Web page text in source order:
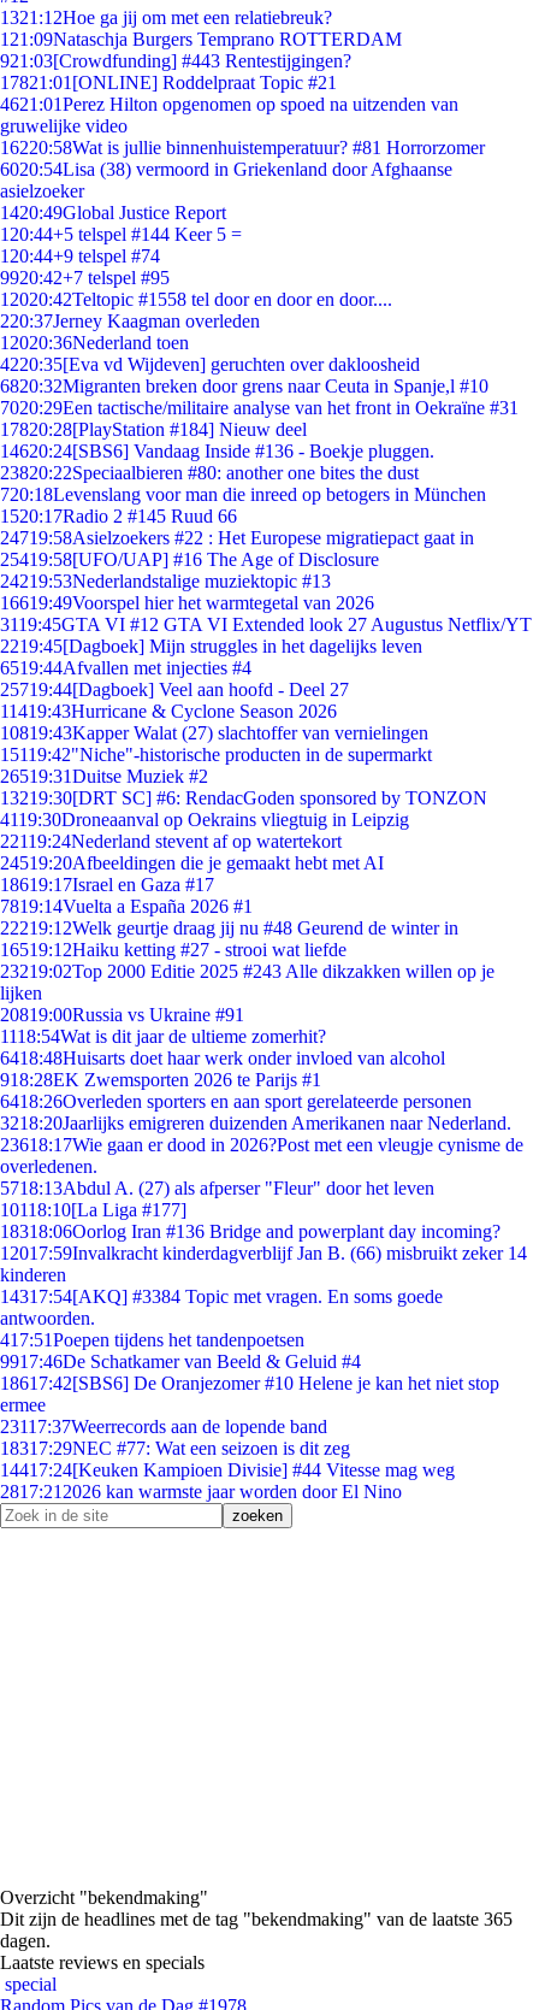
1321:12Hoe ga jij om met een relatiebreuk?
1 21:09Nataschja Burgers Temprano ROTTERDAM
921:03[Crowdfunding] #443 Rentestijgingen?
17821:01 [ONLINE] Roddelpraat Topic #21
4621:01Perez Hilton opgenomen op spoed na uitzenden van
gruwelijke video
16220:58Wat is jullie binnenhuistemperatuur? #81 Horrorzomer
6020:54Lisa (38) vermoord in Griekenland door Afghaanse
asielzoeker
1420:49Global Justice Report
1 20:44+5 telspel #144 Keer 5 =
1 20:44+9 telspel #74
9920:42+7 telspel #95
12020:42Teltopic #1558 tel door en door en door....
220:37Jerney Kaagman overleden
12020:36Nederland toen
4220:35[Eva vd Wijdeven] geruchten over dakloosheid
6820:32Migranten breken door grens naar Ceuta in Spanje,l #10
7020:29Een tactische/militaire analyse van het front in Oekraïne #31
17820:28[PlayStation #184] Nieuw deel
14620:24[SBS6] Vandaag Inside #136 - Boekje pluggen.
23820:22Speciaalbieren #80: another one bites the dust
720:18Levenslang voor man die inreed op betogers in München
1520:17Radio 2 #145 Ruud 66
24719:58Asielzoekers #22 : Het Europese migratiepact gaat in
25419:58[UFO/UAP] #16 The Age of Disclosure
24219:53Nederlandstalige muziektopic #13
16619:49Voorspel hier het warmtegetal van 2026
3119:45GTA VI #12 GTA VI Extended look 27 Augustus Netflix/YT
2219:45[Dagboek] Mijn struggles in het dagelijks leven
6519:44Afvallen met injecties #4
25719:44[Dagboek] Veel aan hoofd - Deel 27
11419:43Hurricane & Cyclone Season 2026
10819:43Kapper Walat (27) slachtoffer van vernielingen
15119:42"Niche"-historische producten in de supermarkt
26519:31Duitse Muziek #2
13219:30[DRT SC] #6: RendacGoden sponsored by TONZON
4119:30Droneaanval op Oekrains vliegtuig in Leipzig
22119:24Nederland stevent af op watertekort
24519:20Afbeeldingen die je gemaakt hebt met AI
18619:17Israel en Gaza #17
7819:14Vuelta a España 2026 #1
22219:12Welk geurtje draag jij nu #48 Geurend de winter in
16519:12Haiku ketting #27 - strooi wat liefde
23219:02Top 2000 Editie 2025 #243 Alle dikzakken willen op je
lijken
20819:00Russia vs Ukraine #91
1118:54Wat is dit jaar de ultieme zomerhit?
6418:48Huisarts doet haar werk onder invloed van alcohol
918:28EK Zwemsporten 2026 te Parijs #1
6418:26Overleden sporters en aan sport gerelateerde personen
3218:20Jaarlijks emigreren duizenden Amerikanen naar Nederland.
23618:17Wie gaan er dood in 2026?Post met een vleugje cynisme de
overledenen.
5718:13Abdul A. (27) als afperser "Fleur" door het leven
10118:10[La Liga #177]
18318:06Oorlog Iran #136 Bridge and powerplant day incoming?
12017:59Invalkracht kinderdagverblijf Jan B. (66) misbruikt zeker 14
kinderen
14317:54[AKQ] #3384 Topic met vragen. En soms goede
antwoorden.
417:51Poepen tijdens het tandenpoetsen
9917:46De Schatkamer van Beeld & Geluid #4
18617:42[SBS6] De Oranjezomer #10 Helene je kan het niet stop
ermee
23117:37Weerrecords aan de lopende band
18317:29NEC #77: Wat een seizoen is dit zeg
14417:24[Keuken Kampioen Divisie] #44 Vitesse mag weg
2817:21 2026 kan warmste jaar worden door El Nino
Overzicht "bekendmaking"
Dit zijn de headlines met de tag "bekendmaking" van de laatste 365
dagen.
Laatste reviews en specials
special
Random Pics van de Dag #1978